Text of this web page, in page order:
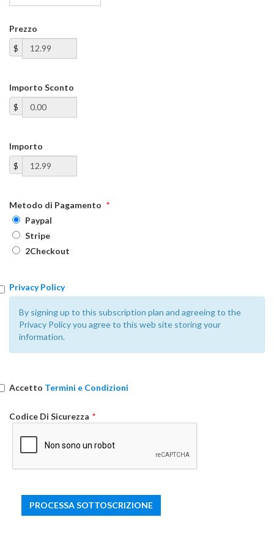
Prezzo
$
Importo Sconto
$
Importo
$
Metodo di Pagamento *
Paypal
Stripe
2Checkout
Privacy Policy
By signing up to this subscription plan and agreeing to the
Privacy Policy you agree to this web site storing your
information.
Accetto Termini e Condizioni
Codice Di Sicurezza *